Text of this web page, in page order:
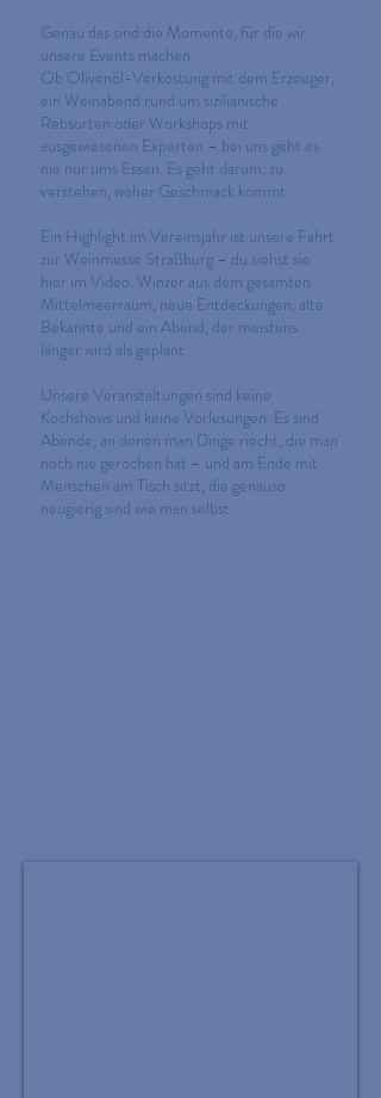
Genau das sind die Momente, für die wir
unsere Events machen.
Ob Olivenöl-Verkostung mit dem Erzeuger,
ein Weinabend rund um sizilianische
Rebsorten oder Workshops mit
ausgewiesenen Experten – bei uns geht es
nie nur ums Essen. Es geht darum, zu
verstehen, woher Geschmack kommt.
Ein Highlight im Vereinsjahr ist unsere Fahrt
zur Weinmesse Straßburg – du siehst sie
hier im Video. Winzer aus dem gesamten
Mittelmeerraum, neue Entdeckungen, alte
Bekannte und ein Abend, der meistens
länger wird als geplant.
Unsere Veranstaltungen sind keine
Kochshows und keine Vorlesungen. Es sind
Abende, an denen man Dinge riecht, die man
noch nie gerochen hat – und am Ende mit
Menschen am Tisch sitzt, die genauso
neugierig sind wie man selbst.